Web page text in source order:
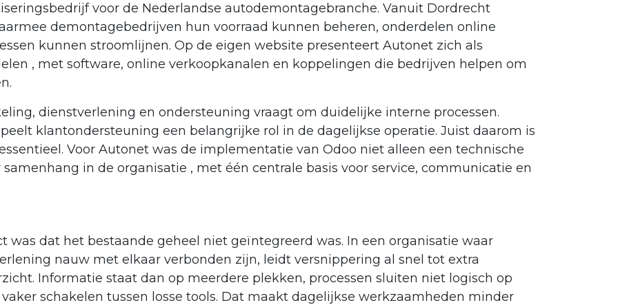
voor de Nederlandse autodemontagebranche. Vanuit Dordrecht
demontagebedrijven hun voorraad kunnen beheren, onderdelen online
kunnen stroomlijnen. Op de eigen website presenteert Autonet zich als
, met software, online verkoopkanalen en koppelingen die bedrijven helpen om
dienstverlening en ondersteuning vraagt om duidelijke interne processen.
klantondersteuning een belangrijke rol in de dagelijkse operatie. Juist daarom is
Voor Autonet was de implementatie van Odoo niet alleen een technische
in de organisatie , met één centrale basis voor service, communicatie en
was dat het bestaande geheel niet geïntegreerd was. In een organisatie waar
nauw met elkaar verbonden zijn, leidt versnippering al snel tot extra
Informatie staat dan op meerdere plekken, processen sluiten niet logisch op
schakelen tussen losse tools. Dat maakt dagelijkse werkzaamheden minder